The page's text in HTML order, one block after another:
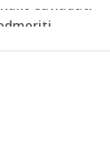
napao
kupiti? Nova
će vas